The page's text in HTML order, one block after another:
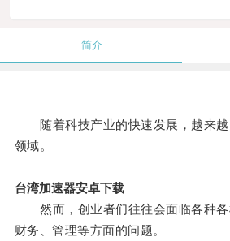
简介
随着科技产业的快速发展，越来越
领域。
台湾加速器安卓下载
然而，创业者们往往会面临各种各
财务、管理等方面的问题。